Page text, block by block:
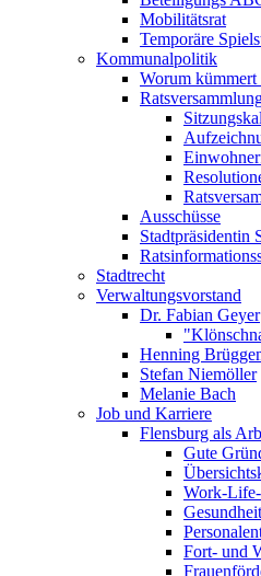
Mobilitätsrat
Temporäre
Kommunalpolitik
Worum
Ausschüsse
Stadtpräsidentin
Stadtrecht
Verwaltungsvorstand
Dr. Fabian Geyer
Henning
Stefan Niemöller
Melanie Bach
Job und Karriere
Flensburg als
Gute
Work-
Gesundheit
Fort- und